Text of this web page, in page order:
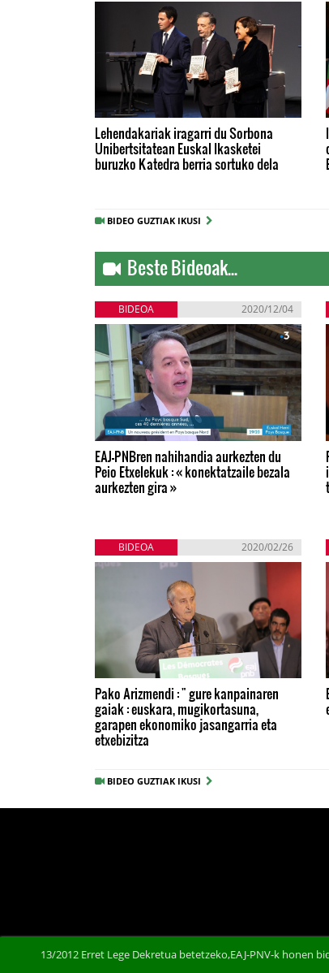
Lehendakariak iragarri du Sorbona
Unibertsitatean Euskal Ikasketei
buruzko Katedra berria sortuko dela
BIDEO GUZTIAK IKUSI
Beste Bideoak...
BIDEOA 2020/12/04
EAJ-PNBren nahihandia aurkezten du
Peio Etxelekuk : « konektatzaile bezala
aurkezten gira »
BIDEOA 2020/02/26
Pako Arizmendi : " gure kanpainaren
gaiak : euskara, mugikortasuna,
garapen ekonomiko jasangarria eta
etxebizitza
BIDEO GUZTIAK IKUSI
13/2012 Erret Lege Dekretua betetzeko,EAJ-PNV-k honen